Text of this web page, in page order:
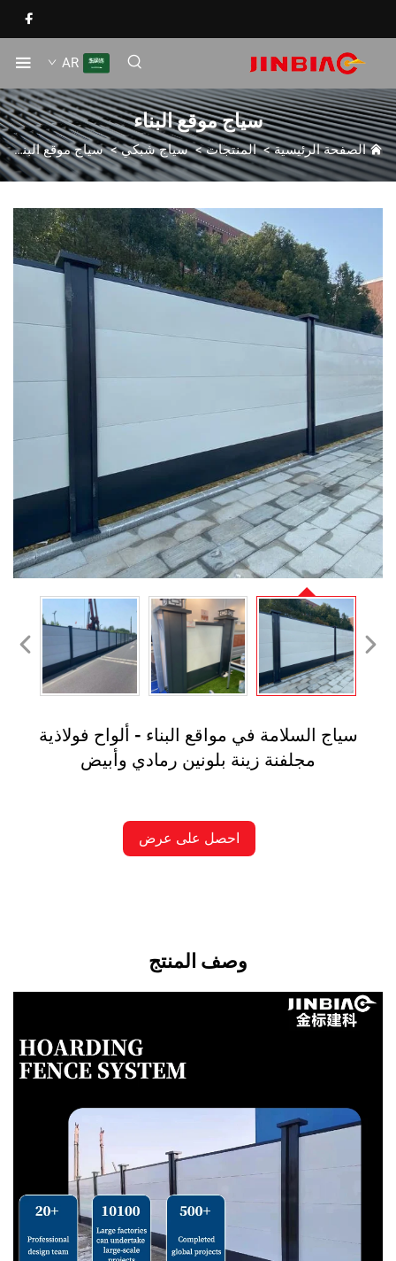
AR
سياج موقع البناء
الصفحة الرئيسية>المنتجات>سياج شبكي>سياج موقع البناء
سياج السلامة في مواقع البناء - ألواح فولاذية
مجلفنة زينة بلونين رمادي وأبيض
احصل على عرض
وصف المنتج